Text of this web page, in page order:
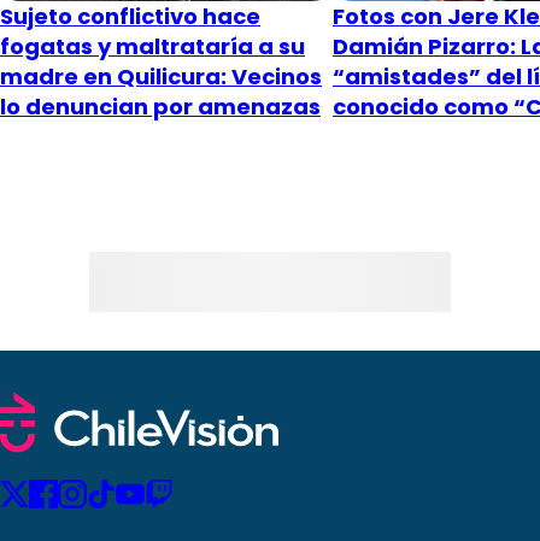
Sujeto conflictivo hace
fogatas y maltrataría a su
madre en Quilicura: Vecinos
lo denuncian por amenazas
Fotos con Jere
Damián Pizarro:
“amistades” del
conocido como